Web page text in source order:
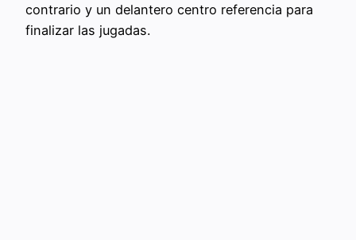
contrario y un delantero centro referencia para
finalizar las jugadas.